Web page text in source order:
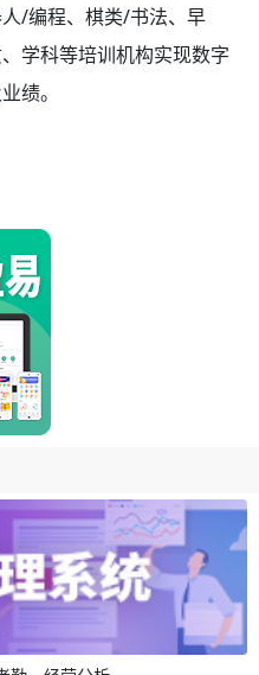
/编程、棋类/书法、早
学科等培训机构实现数字
绩。